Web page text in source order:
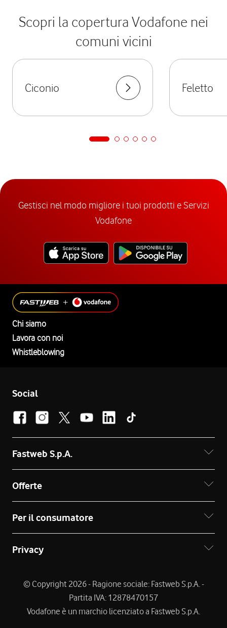
Scopri la copertura Vodafone nei
comuni vicini
Ciconio Feletto
Gestisci nel modo migliore i tuoi prodotti e Servizi
Vodafone
Chi siamo
Lavora con noi
Whistleblowing
Social
Fastweb S.p.A.
Offerte
Per il consumatore
Privacy
© Copyright 2026 - Ragione sociale: Fastweb S.p.A. -
Partita IVA: 12878470157
Vodafone è un marchio licenziato a Fastweb S.p.A.